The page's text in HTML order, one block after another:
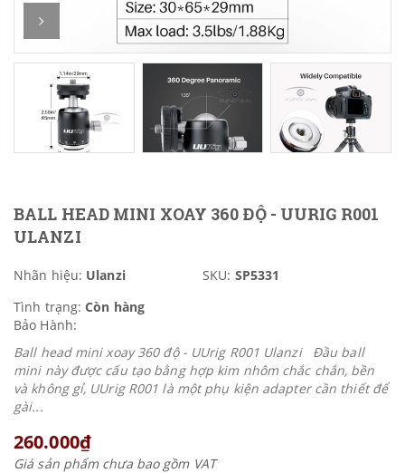
BALL HEAD MINI XOAY 360 ĐỘ - UURIG R001
ULANZI
Nhãn hiệu: Ulanzi SKU: SP5331
Tình trạng: Còn hàng
Bảo Hành:
Ball head mini xoay 360 độ - UUrig R001 Ulanzi Đầu ball
mini này được cấu tạo bằng hợp kim nhôm chắc chắn, bền
và không gỉ, UUrig R001 là một phụ kiện adapter cần thiết để
gài...
260.000₫
Giá sản phẩm chưa bao gồm VAT